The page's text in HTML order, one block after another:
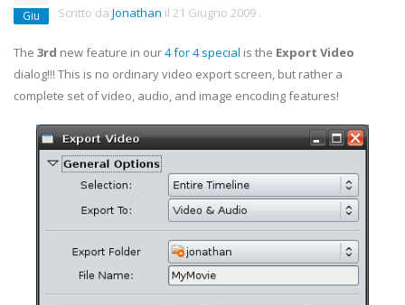
Giu Scritto da Jonathan il 21 Giugno 2009 .
The 3rd new feature in our4 for 4 special is the Export Video
dialog!!! This is no ordinary video export screen, but rather a
complete set of video, audio, and image encoding features!